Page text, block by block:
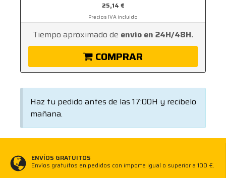
25,14 €
Precios IVA incluido
Tiempo aproximado de envío en 24H/48H.
COMPRAR
Haz tu pedido antes de las 17:00H y recibelo
mañana.
ENVÍOS GRATUITOS
Envíos gratuitos en pedidos con importe igual o superior a 100 €.